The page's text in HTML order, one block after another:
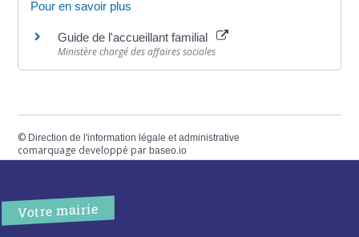
Pour en savoir plus
Guide de l'accueillant familial
Ministère chargé des affaires sociales
© Direction de l'information légale et administrative
comarquage developpé parbaseo.io
Votre mairie